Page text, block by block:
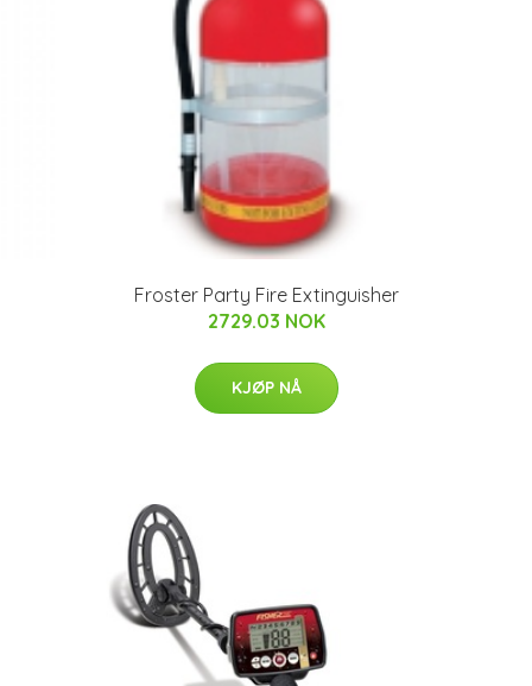
Froster Party Fire Extinguisher
2729.03 NOK
KJØP NÅ